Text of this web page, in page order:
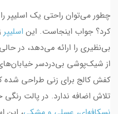
چطور می‌توان راحتی یک اسلیپر
کرد؟ جواب اینجاست. این اسلیپر
بی‌نظیری را ارائه می‌دهد، در
از شیک‌پوشی بی‌دردسر
کفش کالج برای زنی طراحی شده
تلاش اضافه ندارد. در پالت